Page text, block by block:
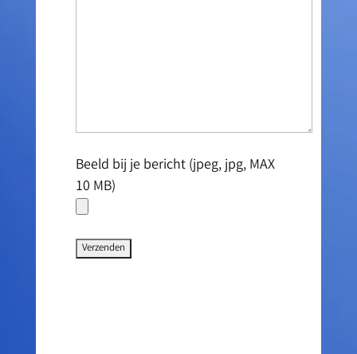
Beeld bij je bericht (jpeg, jpg, MAX
10 MB)